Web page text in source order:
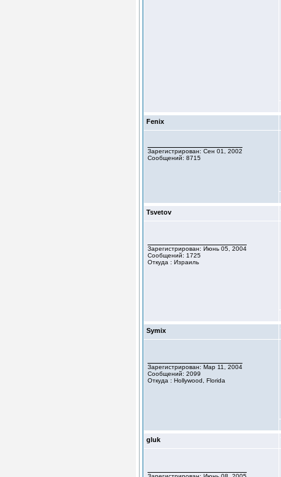
Fenix
Зарегистрирован: Сен 01, 2002
Сообщений: 8715
Tsvetov
Зарегистрирован: Июнь 05, 2004
Сообщений: 1725
Откуда : Израиль
Symix
Зарегистрирован: Мар 11, 2004
Сообщений: 2099
Откуда : Hollywood, Florida
gluk